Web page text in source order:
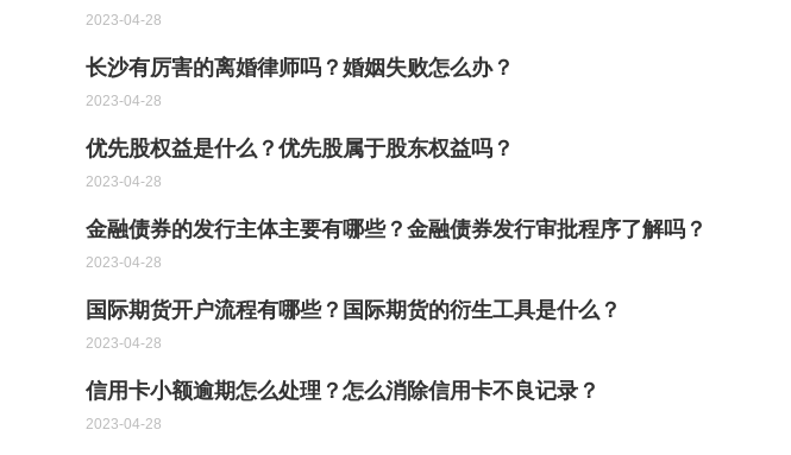
2023-04-28
长沙有厉害的离婚律师吗？婚姻失败怎么办？
2023-04-28
优先股权益是什么？优先股属于股东权益吗？
2023-04-28
金融债券的发行主体主要有哪些？金融债券发行审批程序了解吗？
2023-04-28
国际期货开户流程有哪些？国际期货的衍生工具是什么？
2023-04-28
信用卡小额逾期怎么处理？怎么消除信用卡不良记录？
2023-04-28